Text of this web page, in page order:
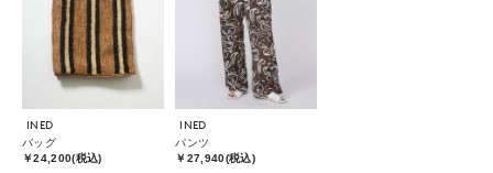
INED
バッグ
￥24,200(税込)
INED
パンツ
￥27,940(税込)